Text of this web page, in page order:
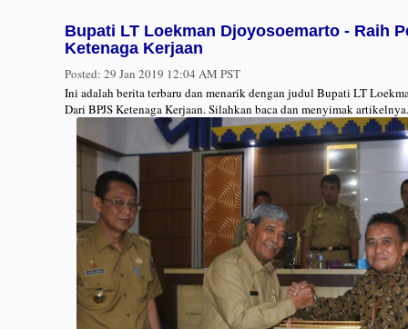
Bupati LT Loekman Djoyosoemarto - Raih
Ketenaga Kerjaan
Posted: 29 Jan 2019 12:04 AM PST
Ini adalah berita terbaru dan menarik dengan judul Bupati LT
Dari BPJS Ketenaga Kerjaan. Silahkan baca dan menyimak artikelnya.